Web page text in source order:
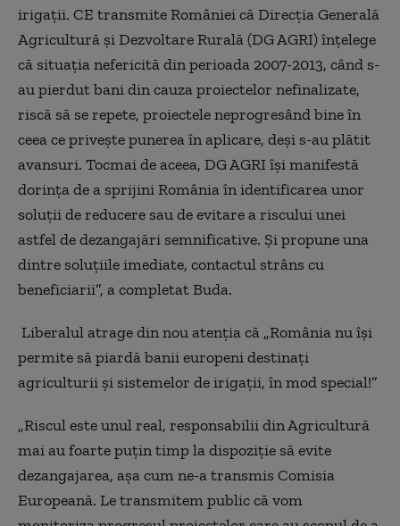
irigații. CE transmite României că Direcția Generală
Agricultură și Dezvoltare Rurală (DG AGRI) înțelege
că situația nefericită din perioada 2007-2013, când s-
au pierdut bani din cauza proiectelor nefinalizate,
riscă să se repete, proiectele neprogresând bine în
ceea ce privește punerea în aplicare, deși s-au plătit
avansuri. Tocmai de aceea, DG AGRI își manifestă
dorința de a sprijini România în identificarea unor
soluții de reducere sau de evitare a riscului unei
astfel de dezangajări semnificative. Și propune una
dintre soluțiile imediate, contactul strâns cu
beneficiarii”, a completat Buda.
Liberalul atrage din nou atenția că „România nu își
permite să piardă banii europeni destinați
agriculturii și sistemelor de irigații, în mod special!”
„Riscul este unul real, responsabilii din Agricultură
mai au foarte puțin timp la dispoziție să evite
dezangajarea, așa cum ne-a transmis Comisia
Europeană. Le transmitem public că vom